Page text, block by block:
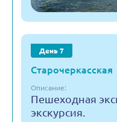
День 7
Старочеркасская
Описание:
Пешеходная
экскурсия.